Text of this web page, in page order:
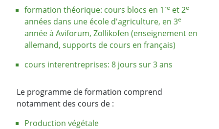
formation théorique: cours blocs en 1 re et 2e
années dans une école d'agriculture, en 3e
année à Aviforum, Zollikofen (enseignement en
allemand, supports de cours en français)
cours interentreprises: 8 jours sur 3 ans
Le programme de formation comprend
notamment des cours de :
Production végétale